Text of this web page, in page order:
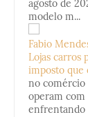
agosto de
modelo m...
Fabio
Lojas carros
imposto que
no comércio
operam com
enfrentando